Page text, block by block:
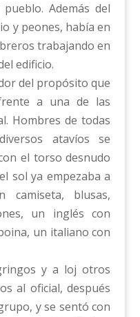
Además del
y peones, había en
trabajando en
edificio.
del propósito que
a una de las
Hombres de todas
atavíos se
el torso desnudo
sol ya empezaba a
camiseta, blusas,
un inglés con
un italiano con
y a loj otros
al oficial, después
y se sentó con